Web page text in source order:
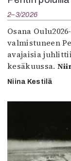
2–3/2026
Osana
valmistuneen
avajaisia
kesäkuussa.
Niina Kestilä